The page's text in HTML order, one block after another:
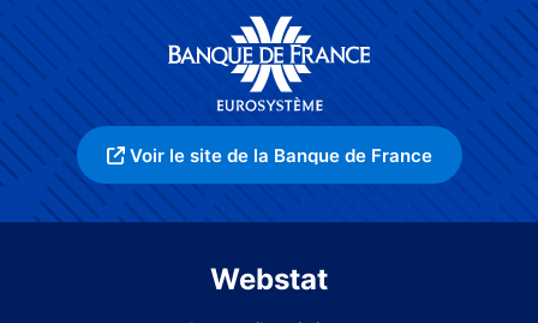
Voir le site de la Banque de France
Webstat